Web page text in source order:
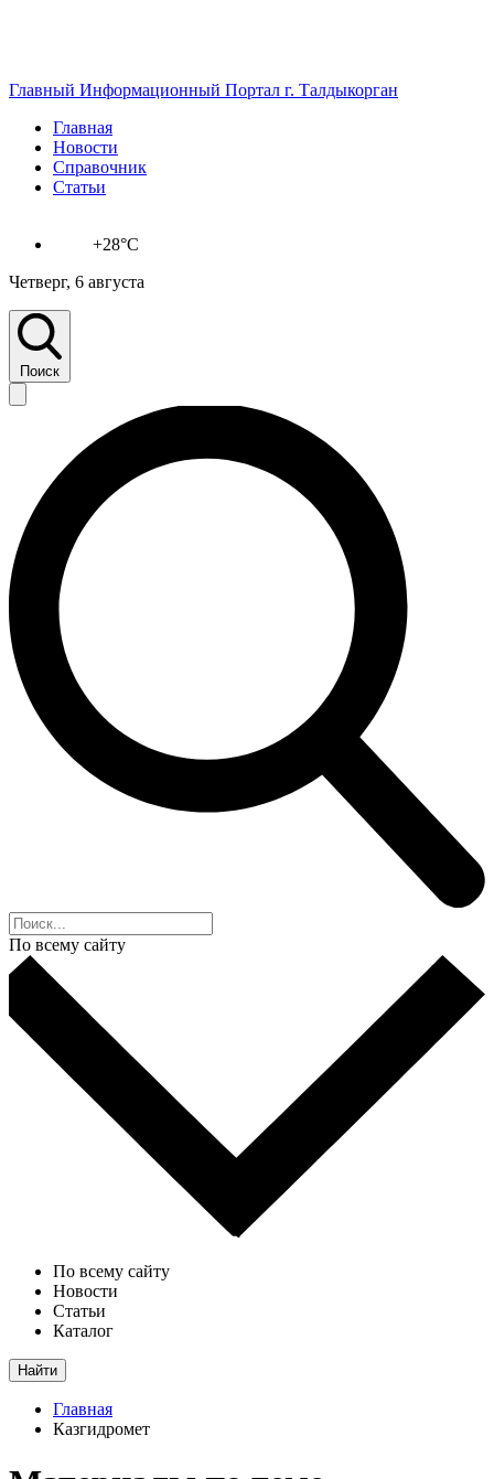
Главный Информационный Портал г. Талдыкорган
Главная
Новости
Справочник
Статьи
+28°C
Четверг, 6 августа
Поиск
По всему сайту
По всему сайту
Новости
Статьи
Каталог
Найти
Главная
Казгидромет